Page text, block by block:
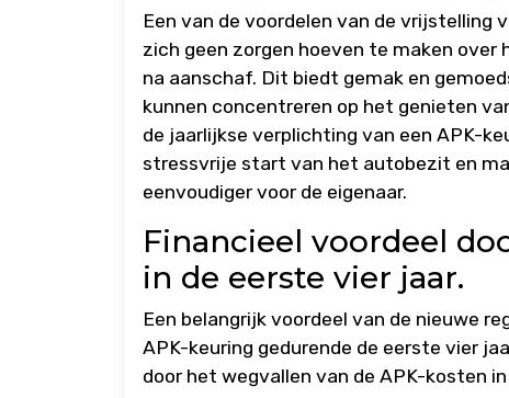
Een van de voordelen van de vrijstelling
zich geen zorgen hoeven te maken over
na aanschaf. Dit biedt gemak en
kunnen concentreren op het genieten
de jaarlijkse verplichting van een APK-
stressvrije start van het autobezit en
eenvoudiger voor de eigenaar.
Financieel voordeel
in de eerste vier jaar.
Een belangrijk voordeel van de nieuwe
APK-keuring gedurende de eerste vier
door het wegvallen van de APK-kosten